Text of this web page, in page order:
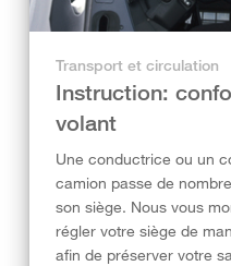
Transport et circulation
Instruction:
volant
Une conductrice ou un
camion passe de
son siège. Nous vous
régler votre siège de
afin de préserver votre